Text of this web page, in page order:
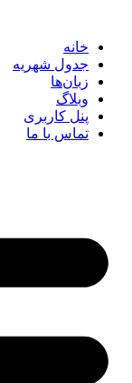
خانه
جدول شهریه
زبان‌ها
وبلاگ
پنل کاربری
تماس با ما